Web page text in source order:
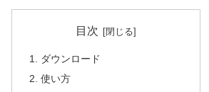
目次
ダウンロード
使い方